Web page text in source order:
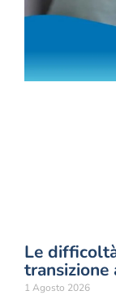
Le
transizione
1 Agosto 2026